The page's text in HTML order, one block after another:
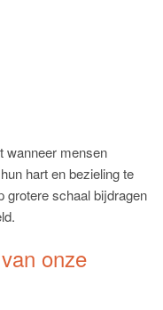
wanneer mensen
hart en bezieling te
grotere schaal bijdragen
onze